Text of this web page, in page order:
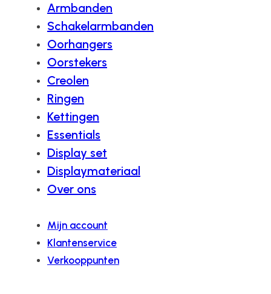
Armbanden
Schakelarmbanden
Oorhangers
Oorstekers
Creolen
Ringen
Kettingen
Essentials
Display set
Displaymateriaal
Over ons
Mijn account
Klantenservice
Verkooppunten